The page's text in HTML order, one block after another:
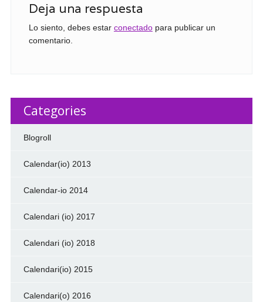
Deja una respuesta
Lo siento, debes estar conectadopara publicar un
comentario.
Categories
Blogroll
Calendar(io) 2013
Calendar-io 2014
Calendari (io) 2017
Calendari (io) 2018
Calendari(io) 2015
Calendari(o) 2016